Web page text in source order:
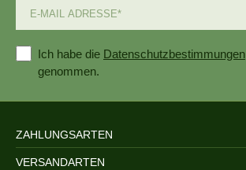
Ich habe die Datenschutzbestimmungen
genommen.
ZAHLUNGSARTEN
VERSANDARTEN